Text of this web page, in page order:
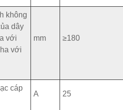
không
dây
với
với
mm ≥180
cáp
A 25